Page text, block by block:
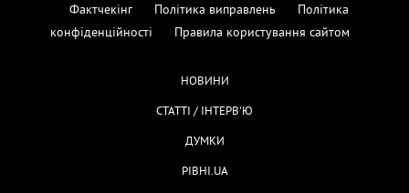
Фактчекінг
Політика виправлень
Політика
конфіденційності
Правила користування сайтом
НОВИНИ
СТАТТІ / ІНТЕРВ'Ю
ДУМКИ
РІВНІ.UA